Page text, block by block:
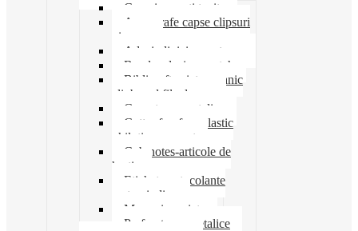
Cosuri suporti tavite
Ace agrafe capse clipsuri
pioneze
Adeziv lipici corectoare
Banda adeziva-scotch
Biblioraft caiet mecanic
clipboard file dosare
Capsatoare metalice
Cutter foarfeca elastic
ghilotina magnet
Cub notes-articole de
hartie
Etichete autocolante
carton indigo
Mape si serviete
Perforatoare metalice